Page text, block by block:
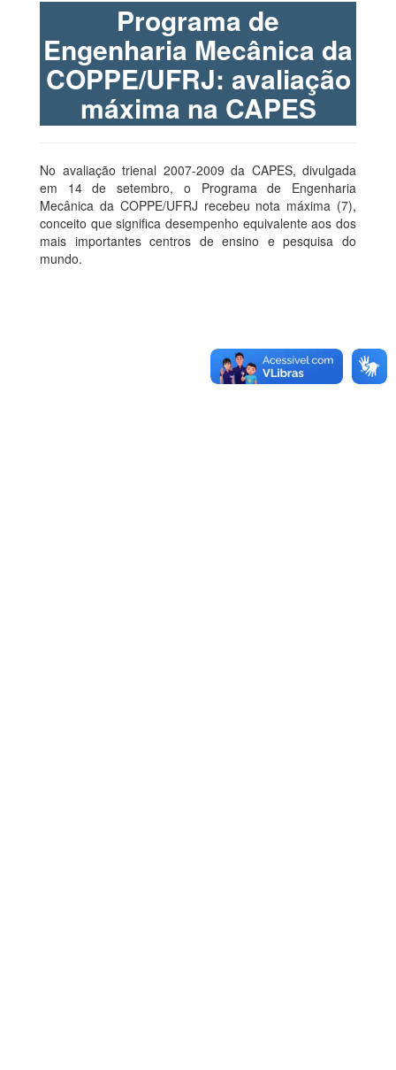
Programa de
Engenharia Mecânica da
COPPE/UFRJ: avaliação
máxima na CAPES
No avaliação trienal 2007-2009 da CAPES, divulgada
em 14 de setembro, o Programa de Engenharia
Mecânica da COPPE/UFRJ recebeu nota máxima (7),
conceito que significa desempenho equivalente aos dos
mais importantes centros de ensino e pesquisa do
mundo.